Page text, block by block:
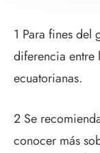
1 Para fines del
diferencia entre
ecuatorianas.
2 Se
conocer más